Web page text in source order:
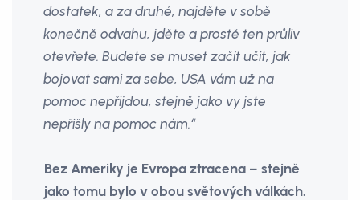
dostatek, a za druhé, najděte v sobě
konečně odvahu, jděte a prostě ten průliv
otevřete. Budete se muset začít učit, jak
bojovat sami za sebe, USA vám už na
pomoc nepřijdou, stejně jako vy jste
nepřišly na pomoc nám.“
Bez Ameriky je Evropa ztracena – stejně
jako tomu bylo v obou světových válkách.